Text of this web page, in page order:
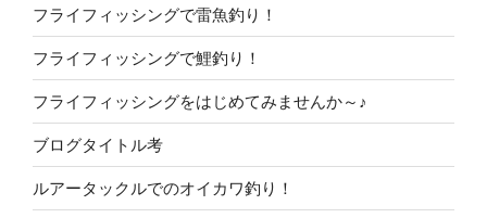
フライフィッシングで雷魚釣り！
フライフィッシングで鯉釣り！
フライフィッシングをはじめてみませんか～♪
ブログタイトル考
ルアータックルでのオイカワ釣り！